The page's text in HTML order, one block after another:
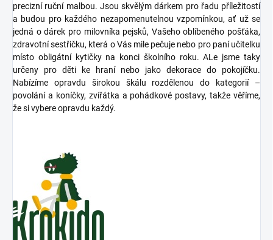
precizní ruční malbou. Jsou skvělým dárkem pro řadu příležitostí
a budou pro každého nezapomenutelnou vzpomínkou, ať už se
jedná o dárek pro milovníka pejsků, Vašeho oblíbeného pošťáka,
zdravotní sestřičku, která o Vás mile pečuje nebo pro paní učitelku
místo obligátní kytičky na konci školního roku. ALe jsme taky
určeny pro děti ke hraní nebo jako dekorace do pokojíčku.
Nabízíme opravdu širokou škálu rozdělenou do kategorií –
povolání a koníčky, zvířátka a pohádkové postavy, takže věříme,
že si vybere opravdu každý.